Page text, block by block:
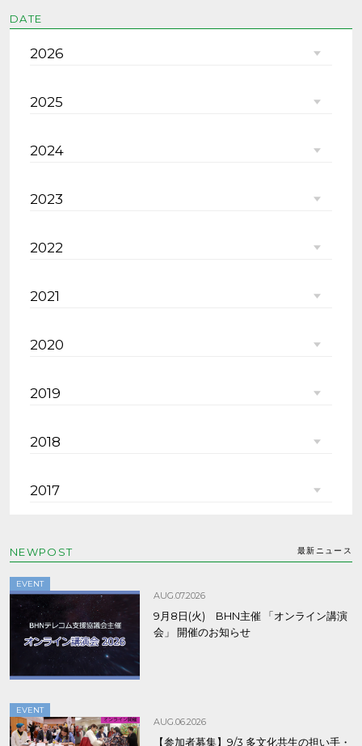
DATE
2026
2025
2024
2023
2022
2021
2020
2019
2018
2017
NEWPOST 最新ニュース
EVENT
AUG.07.2026
9月8日(火) BHN主催 「オンライン講演
会」 開催のお知らせ
EVENT
AUG.06.2026
【参加者募集】9/3 多文化共生の担い手・